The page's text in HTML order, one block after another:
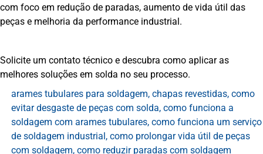
com foco em redução de paradas, aumento de vida útil das
peças e melhoria da performance industrial.
Solicite um contato técnico e descubra como aplicar as
melhores soluções em solda no seu processo.
arames tubulares para soldagem, chapas revestidas, como
evitar desgaste de peças com solda, como funciona a
soldagem com arames tubulares, como funciona um serviço
de soldagem industrial, como prolongar vida útil de peças
com soldagem, como reduzir paradas com soldagem